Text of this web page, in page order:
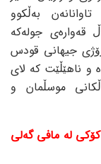
بەڵکوو
قەوارەی جولەکە
جیهانی قودس
و ناهێڵێت کە لای
موسڵمان و
لە مافی گەلی